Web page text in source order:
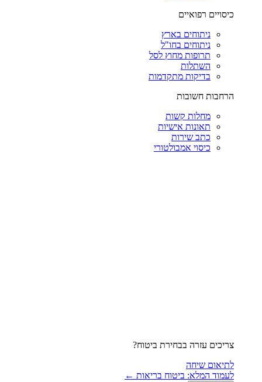
כיסויים רפואיים
ניתוחים בארץ
ניתוחים בחו"ל
תרופות מחוץ לסל
השתלות
בדיקות מתקדמות
הרחבות חשובות
מחלות קשות
תאונות אישיות
כתב שירות
כיסוי אמבולטורי
צריכים עזרה בבחירת ביטוח?
לתיאום שיחה
לעמוד המלא: ביטוח בריאות ←